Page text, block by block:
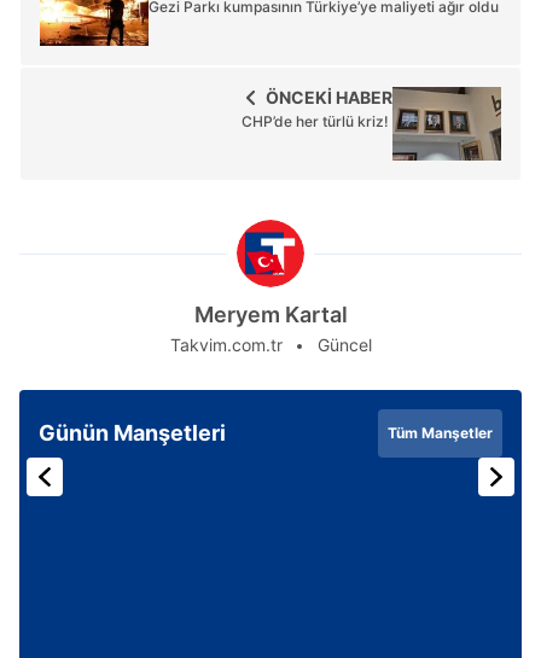
Gezi Parkı kumpasının Türkiye’ye maliyeti ağır oldu
ÖNCEKİ HABER
CHP’de her türlü kriz!
Meryem Kartal
Takvim.com.tr Güncel
Günün Manşetleri Tüm Manşetler